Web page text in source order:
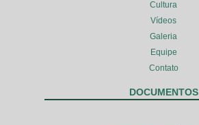
Cultura
Vídeos
Galeria
Equipe
Contato
DOCUMENTOS